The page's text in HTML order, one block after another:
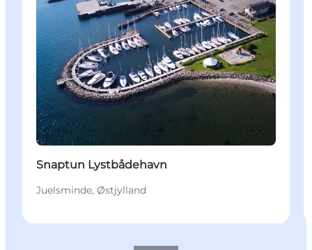
Snaptun Lystbådehavn
Juelsminde, Østjylland